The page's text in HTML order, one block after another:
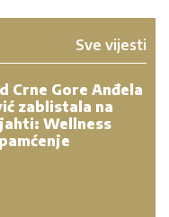
Sve vijesti
Crne Gore Anđela
zablistala na
Wellness